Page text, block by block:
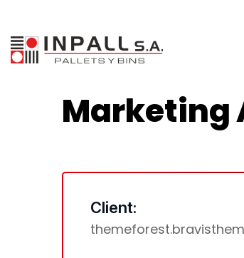
Marketing
Client: